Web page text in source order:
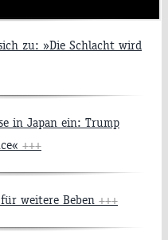
zu: »Die Schlacht wird
in Japan ein: Trump
+++
weitere Beben +++